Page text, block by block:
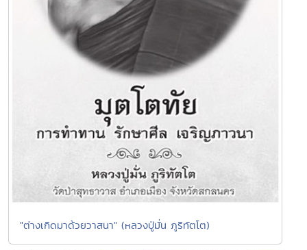
"ต่างเกิดมาด้วยวาสนา" (หลวงปู่มั่น ภูริทัตโต)